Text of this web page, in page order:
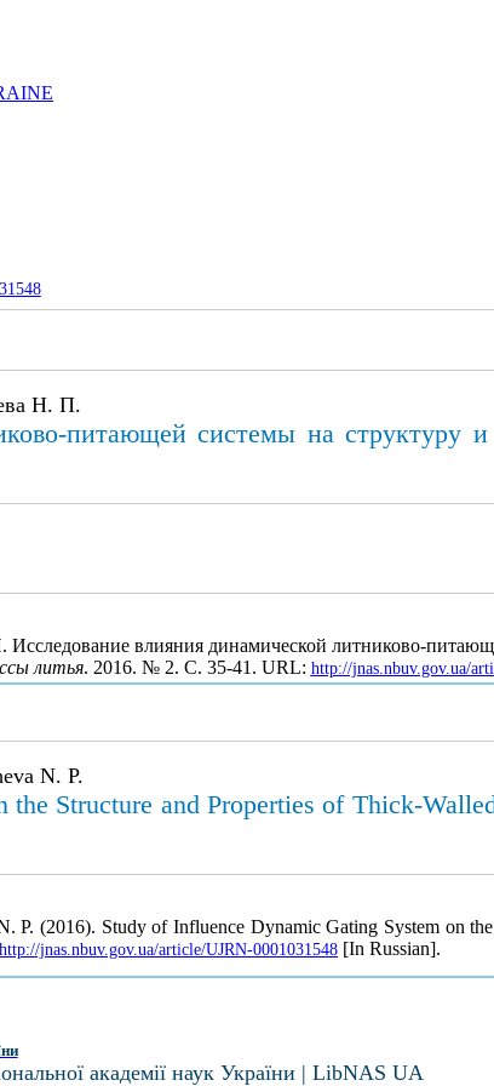
Н. П.
питающей системы на структуру и
влияния динамической литниково-
литья. 2016. № 2. С. 35-41. URL: http://jnas.nbuv.gov.ua/
N. P.
the Structure and Properties of Thick-
(2016). Study of Influence Dynamic Gating System on
http://jnas.nbuv.gov.ua/article/UJRN-0001031548[In Russian].
академії наук України | LibNAS UA